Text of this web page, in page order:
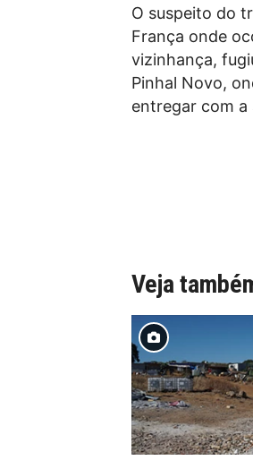
O suspeito do
França onde
vizinhança,
Pinhal Novo,
entregar com a
Veja